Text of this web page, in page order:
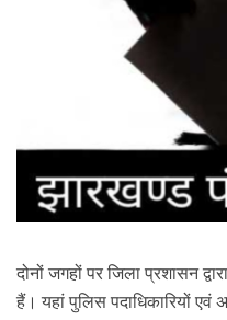
दोनों जगहों पर जिला प्रशासन
हैं। यहां पुलिस पदाधिकारियों एवं